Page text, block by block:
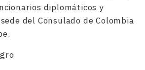
diplomáticos y
del Consulado de Colombia